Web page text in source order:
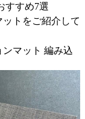
すすめ7選
トをご紹介して
マット 編み込